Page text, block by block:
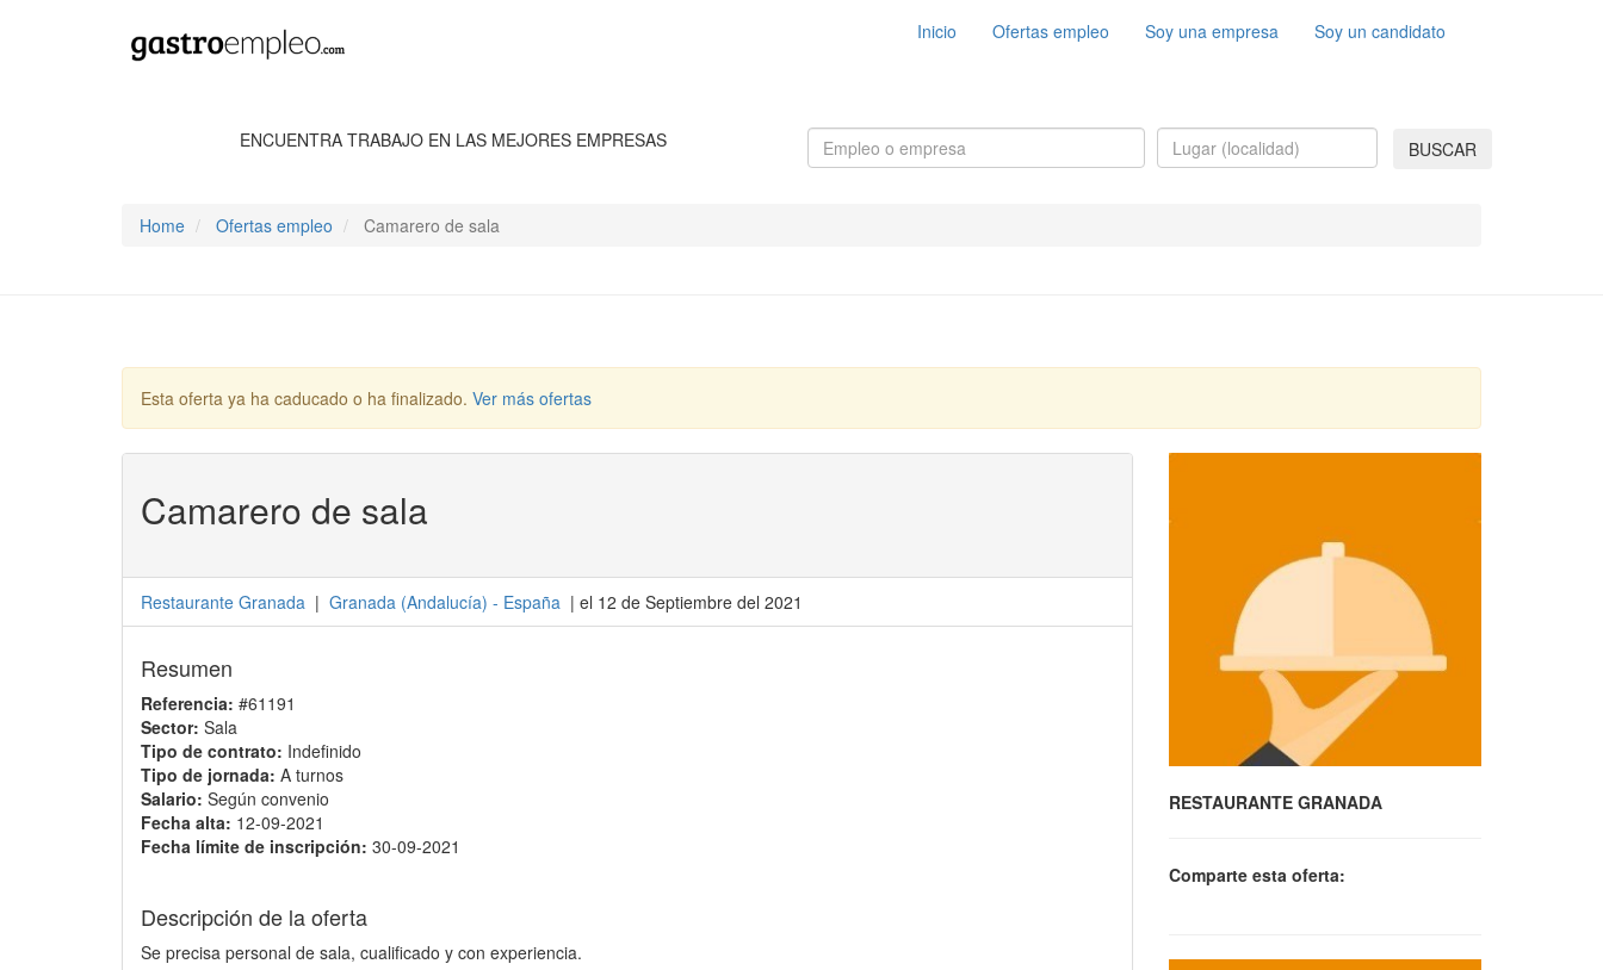
Inicio Ofertas empleo Soy una empresa Soy un candidato
ENCUENTRA TRABAJO EN LAS MEJORES EMPRESAS BUSCAR
Home Ofertas empleo Camarero de sala
Esta oferta ya ha caducado o ha finalizado. Ver más ofertas
Camarero de sala
Restaurante Granada | Granada (Andalucía) - España | el 12 de Septiembre del 2021
Resumen
Referencia: #61191
Sector: Sala
Tipo de contrato: Indefinido
Tipo de jornada: A turnos
Salario: Según convenio
Fecha alta: 12-09-2021
Fecha límite de inscripción: 30-09-2021
Descripción de la oferta
Se precisa personal de sala, cualificado y con experiencia.
RESTAURANTE GRANADA
Comparte esta oferta: